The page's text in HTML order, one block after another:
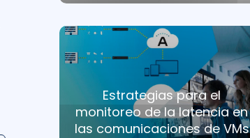
Estrategias para el
monitoreo de la latencia en
las comunicaciones de VMs